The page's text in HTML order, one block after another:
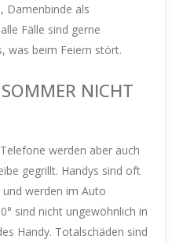
Damenbinde als
Fälle sind gerne
was beim Feiern stört.
NICHT
Telefone werden aber auch
gegrillt. Handys sind oft
werden im Auto
sind nicht ungewöhnlich in
Handy. Totalschäden sind